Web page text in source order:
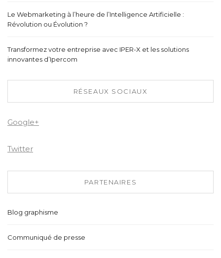
Le Webmarketing à l’heure de l’Intelligence Artificielle :
Révolution ou Évolution ?
Transformez votre entreprise avec IPER-X et les solutions
innovantes d’Ipercom
RÉSEAUX SOCIAUX
Google+
Twitter
PARTENAIRES
Blog graphisme
Communiqué de presse